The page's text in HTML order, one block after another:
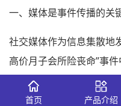
一、媒体是事件传播的关
社交媒体作为信息集散地
高价月子会所险丧命”事
新闻周刊 等媒体在社交
事件的受关注度及影响力。
首页 产品介绍